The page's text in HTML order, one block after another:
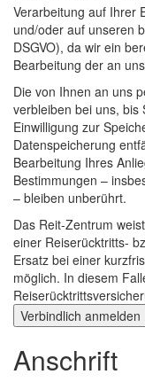
Verarbeitung auf Ihrer
und/oder auf unseren
DSGVO), da wir ein
Bearbeitung der an
Die von Ihnen an uns
verbleiben bei uns, bis
Einwilligung zur
Datenspeicherung
Bearbeitung Ihres
Bestimmungen –
– bleiben unberührt.
Das Reit-Zentrum
einer Reiserücktritts-
Ersatz bei einer
möglich. In diesem
Anschrift